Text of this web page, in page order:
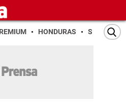
HONDURAS SAN PEDRO